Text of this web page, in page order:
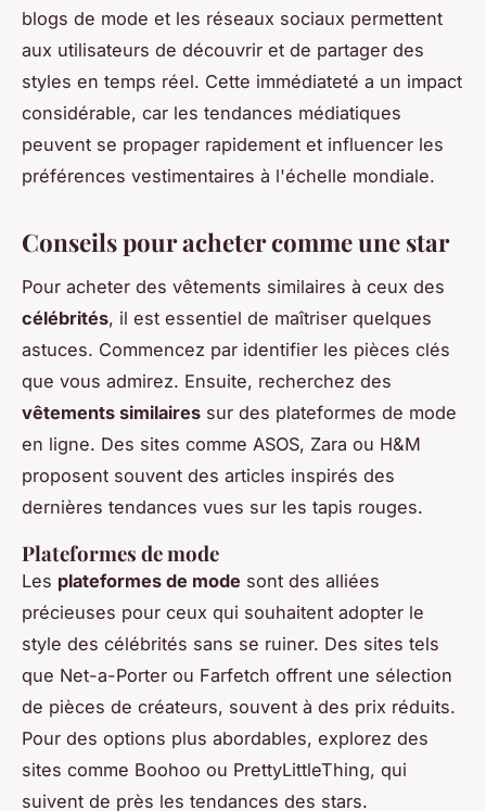
blogs de mode et les réseaux sociaux permettent
aux utilisateurs de découvrir et de partager des
styles en temps réel. Cette immédiateté a un impact
considérable, car les tendances médiatiques
peuvent se propager rapidement et influencer les
préférences vestimentaires à l'échelle mondiale.
Conseils pour acheter comme une star
Pour acheter des vêtements similaires à ceux des
célébrités, il est essentiel de maîtriser quelques
astuces. Commencez par identifier les pièces clés
que vous admirez. Ensuite, recherchez des
vêtements similaires sur des plateformes de mode
en ligne. Des sites comme ASOS, Zara ou H&M
proposent souvent des articles inspirés des
dernières tendances vues sur les tapis rouges.
Plateformes de mode
Les plateformes de mode sont des alliées
précieuses pour ceux qui souhaitent adopter le
style des célébrités sans se ruiner. Des sites tels
que Net-a-Porter ou Farfetch offrent une sélection
de pièces de créateurs, souvent à des prix réduits.
Pour des options plus abordables, explorez des
sites comme Boohoo ou PrettyLittleThing, qui
suivent de près les tendances des stars.